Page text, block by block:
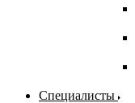
Специалисты